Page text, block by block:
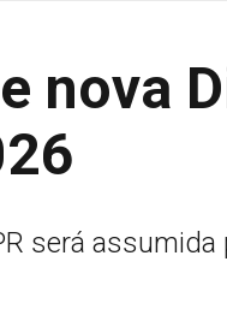
nova
será assumida